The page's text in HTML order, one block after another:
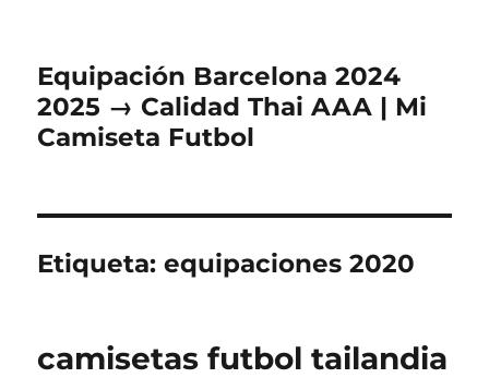
Equipación Barcelona 2024
2025 → Calidad Thai AAA | Mi
Camiseta Futbol
Etiqueta:equipaciones 2020
camisetas futbol tailandia